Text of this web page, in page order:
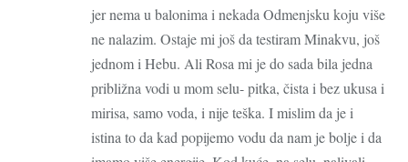
jer nema u balonima i nekada Odmenjsku koju više
ne nalazim. Ostaje mi još da testiram Minakvu, još
jednom i Hebu. Ali Rosa mi je do sada bila jedna
približna vodi u mom selu- pitka, čista i bez ukusa i
mirisa, samo voda, i nije teška. I mislim da je i
istina to da kad popijemo vodu da nam je bolje i da